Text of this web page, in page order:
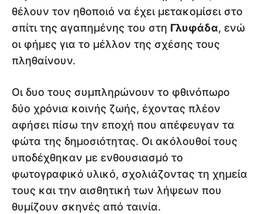
θέλουν τον ηθοποιό να έχει μετακομίσει στο
σπίτι της αγαπημένης του στη Γλυφάδα, ενώ
οι φήμες για το μέλλον της σχέσης τους
πληθαίνουν.
Οι δυο τους συμπληρώνουν το φθινόπωρο
δύο χρόνια κοινής ζωής, έχοντας πλέον
αφήσει πίσω την εποχή που απέφευγαν τα
φώτα της δημοσιότητας. Οι ακόλουθοί τους
υποδέχθηκαν με ενθουσιασμό το
φωτογραφικό υλικό, σχολιάζοντας τη χημεία
τους και την αισθητική των λήψεων που
θυμίζουν σκηνές από ταινία.